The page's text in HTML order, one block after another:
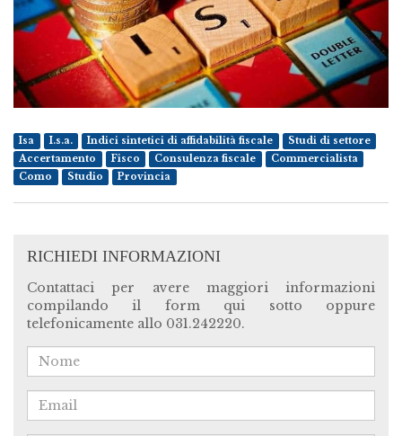
Isa I.s.a. Indici sintetici di affidabilità fiscale
Studi di settore
Accertamento
Fisco Consulenza fiscale
Commercialista
Como
Studio Provincia
RICHIEDI INFORMAZIONI
Contattaci per avere maggiori informazioni
compilando il form qui sotto oppure
telefonicamente allo 031.242220.